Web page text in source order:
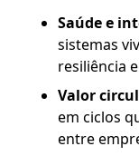
Saúde e
sistemas
resiliência
Valor
em ciclos
entre